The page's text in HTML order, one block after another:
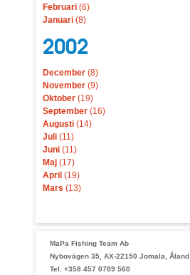
Februari (6)
Januari (8)
2002
December (8)
November (9)
Oktober (19)
September (16)
Augusti (14)
Juli (11)
Juni (11)
Maj (17)
April (19)
Mars (13)
MaPa Fishing Team Ab
Nybovägen 35, AX-22150 Jomala, Åland
Tel. +358 457 0789 560